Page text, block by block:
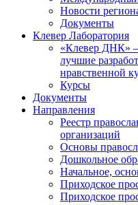
Новости
Документы
Клевер Лаборатория
«Клевер ДНК» –
лучшие
нравственной
Курсы
Документы
Направления
Реестр
организаций
Основы
Дошкольное
Начальное,
Приходское
Приходское